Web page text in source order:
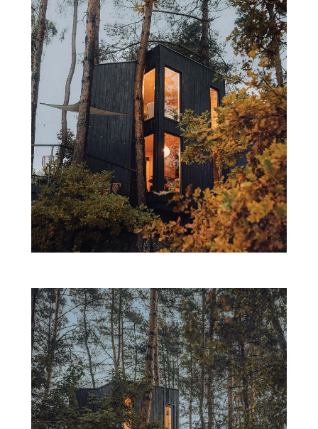
ZWIERZĘTA DOMOWE
ZWIERZĘTA W NATURZE
GRZYBY
KRAJOBRAZ
RĘKODZIEŁO
RZEMIOSŁO
ZWYCZAJE
ZRÓB TO SAM
PRZEPISY
ŚNIADANIA